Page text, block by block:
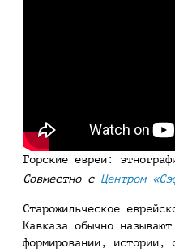
Горские евреи:
Совместно с Центром
Старожильческое
Кавказа обычно
формировании, истории,